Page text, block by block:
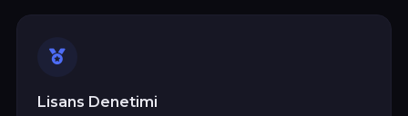
Lisans Denetimi